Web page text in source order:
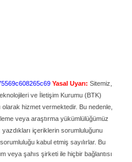
Yasal Uyarı: Sitemiz,
ve İletişim Kurumu (BTK)
olarak hizmet vermektedir. Bu nedenle,
veya araştırma yükümlülüğümüz
içeriklerin sorumluluğunu
kabul etmiş sayılırlar. Bu
veya şahıs şirketi ile hiçbir bağlantısı